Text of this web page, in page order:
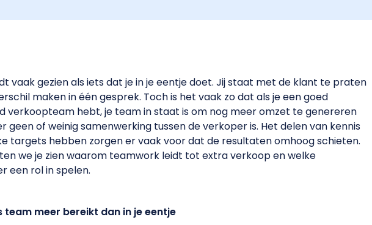
vaak gezien als iets dat je in je eentje doet. Jij staat met de klant te praten
maken in één gesprek. Toch is het vaak zo dat als je een goed
verkoopteam hebt, je team in staat is om nog meer omzet te genereren
geen of weinig samenwerking tussen de verkoper is. Het delen van kennis
targets hebben zorgen er vaak voor dat de resultaten omhoog schieten.
we je zien waarom teamwork leidt tot extra verkoop en welke
een rol in spelen.
team meer bereikt dan in je eentje